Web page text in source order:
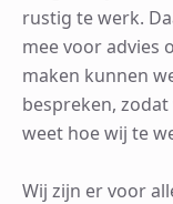
rustig te werk.
mee voor advies
maken kunnen
bespreken,
weet hoe wij te
Wij zijn er voor